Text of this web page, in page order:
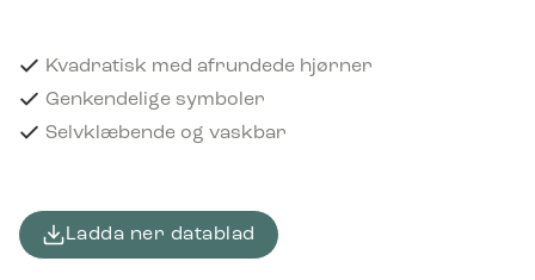
Kvadratisk med afrundede hjørner
Genkendelige symboler
Selvklæbende og vaskbar
Ladda ner datablad